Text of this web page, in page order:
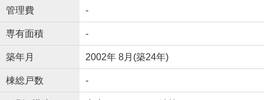
管理費 -
専有面積 -
築年月 2002年 8月(築24年)
棟総戸数 -